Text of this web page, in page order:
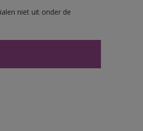
niet uit onder de